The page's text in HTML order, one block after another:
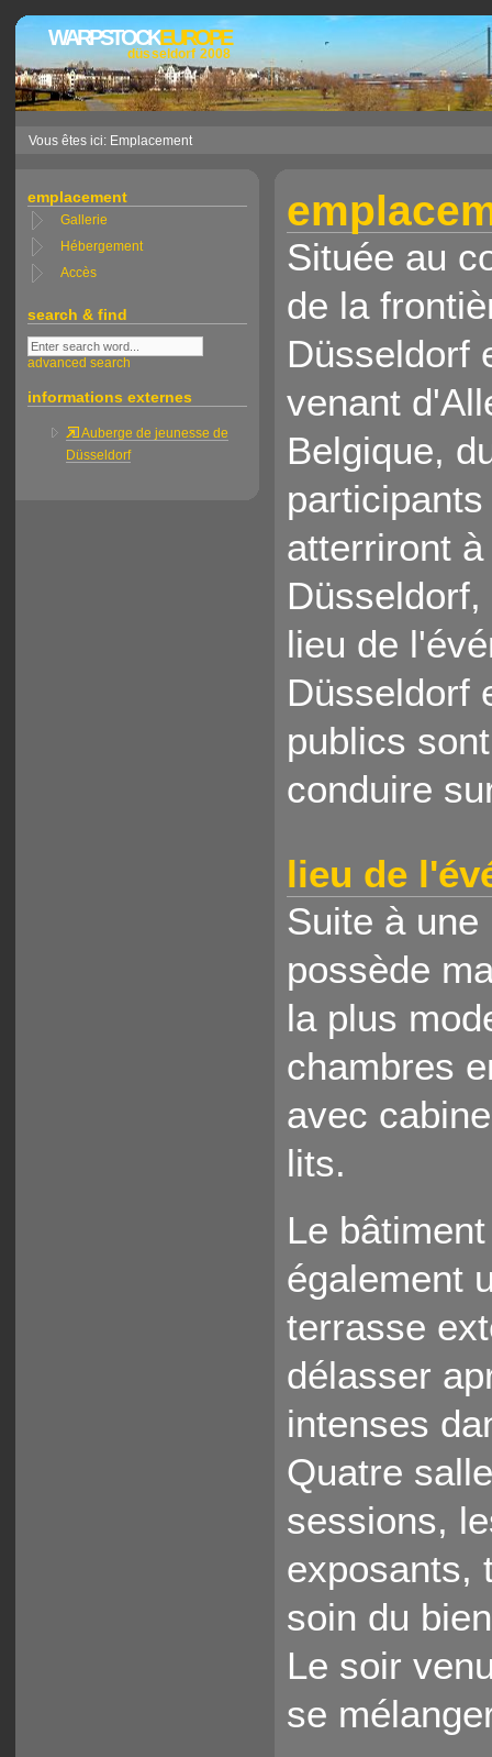
WARPSTOCKEUROPE
düsseldorf 2008
Vous êtes ici: Emplacement
emplacement
Gallerie
Hébergement
Accès
search & find
advanced search
informations externes
Auberge de jeunesse de
Düsseldorf
Située au
de la
Düsseldorf
venant
Belgique,
atterriront
lieu de
Düsseldorf
publics
conduire
lieu de
Suite à
possède
la plus
chambres
avec
lits.
Le
également
terrasse
délasser
intenses
Quatre
sessions,
exposants,
soin du
Le soir
se